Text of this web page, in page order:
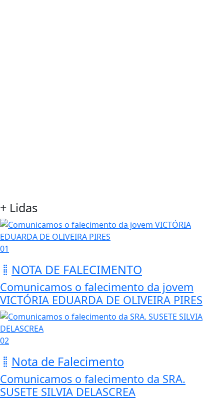
+ Lidas
01
NOTA DE FALECIMENTO
Comunicamos o falecimento da jovem
VICTÓRIA EDUARDA DE OLIVEIRA PIRES
02
Nota de Falecimento
Comunicamos o falecimento da SRA.
SUSETE SILVIA DELASCREA